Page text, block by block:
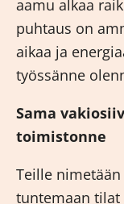
aamu alkaa
puhtaus on
aikaa ja
työssänne
Sama
toimistonne
Teille
tuntemaan tilat